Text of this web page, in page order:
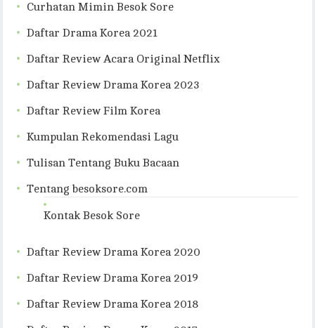
Curhatan Mimin Besok Sore
Daftar Drama Korea 2021
Daftar Review Acara Original Netflix
Daftar Review Drama Korea 2023
Daftar Review Film Korea
Kumpulan Rekomendasi Lagu
Tulisan Tentang Buku Bacaan
Tentang besoksore.com
Kontak Besok Sore
Daftar Review Drama Korea 2020
Daftar Review Drama Korea 2019
Daftar Review Drama Korea 2018